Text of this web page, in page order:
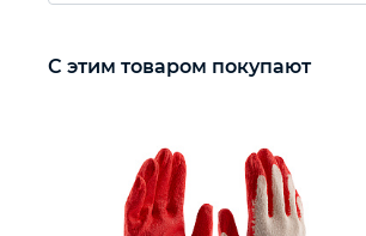
С этим товаром покупают